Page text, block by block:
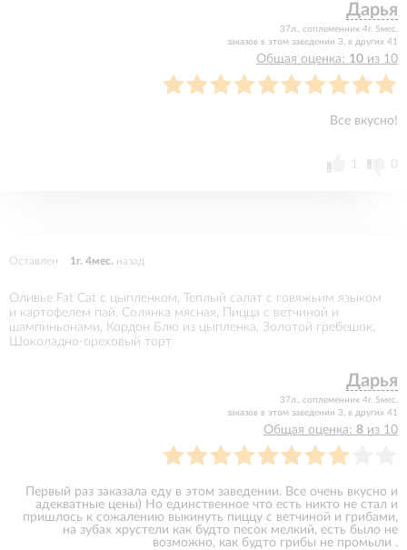
Дарья
37л., соплеменник 4г. 5мес.
заказов в этом заведении 3, в других 41
Общая оценка: 10 из 10
Все вкусно!
1 0
Оставлен 1г. 4мес. назад
Оливье Fat Cat с цыпленком, Теплый салат с говяжьим языком
и картофелем пай, Солянка мясная, Пицца с ветчиной и
шампиньонами, Кордон Блю из цыпленка, Золотой гребешок,
Шоколадно-ореховый торт
Дарья
37л., соплеменник 4г. 5мес.
заказов в этом заведении 3, в других 41
Общая оценка: 8 из 10
Первый раз заказала еду в этом заведении. Все очень вкусно и
адекватные цены) Но единственное что есть никто не стал и
пришлось к сожалению выкинуть пиццу с ветчиной и грибами,
на зубах хрустели как будто песок мелкий, есть было не
возможно, как будто грибы не промыли .